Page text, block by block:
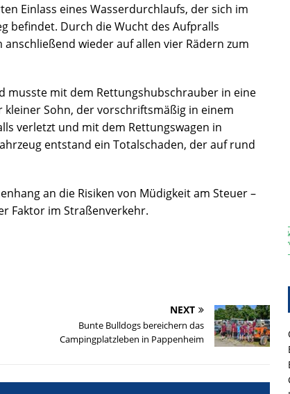
Einlass eines Wasserdurchlaufs, der sich im
befindet. Durch die Wucht des Aufpralls
wieder auf allen vier Rädern zum
musste mit dem Rettungshubschrauber in eine
Sohn, der vorschriftsmäßig in einem
verletzt und mit dem Rettungswagen in
entstand ein Totalschaden, der auf rund
an die Risiken von Müdigkeit am Steuer –
Faktor im Straßenverkehr.
NEXT
Bunte Bulldogs bereichern das
Campingplatzleben in Pappenheim